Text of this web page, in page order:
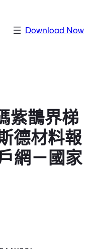
Download Now
紫鵲界梯
德材料報
網－國家